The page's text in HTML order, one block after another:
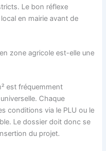
Le bon réflexe
en mairie avant de
zone agricole est-elle une
est fréquemment
Chaque
conditions via le PLU ou le
Le dossier doit donc se
du projet.